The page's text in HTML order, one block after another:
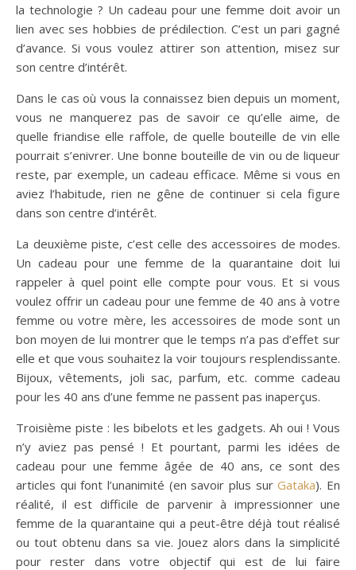
la technologie ? Un cadeau pour une femme doit avoir un
lien avec ses hobbies de prédilection. C’est un pari gagné
d’avance. Si vous voulez attirer son attention, misez sur
son centre d’intérêt.
Dans le cas où vous la connaissez bien depuis un moment,
vous ne manquerez pas de savoir ce qu’elle aime, de
quelle friandise elle raffole, de quelle bouteille de vin elle
pourrait s’enivrer. Une bonne bouteille de vin ou de liqueur
reste, par exemple, un cadeau efficace. Même si vous en
aviez l’habitude, rien ne gêne de continuer si cela figure
dans son centre d’intérêt.
La deuxième piste, c’est celle des accessoires de modes.
Un cadeau pour une femme de la quarantaine doit lui
rappeler à quel point elle compte pour vous. Et si vous
voulez offrir un cadeau pour une femme de 40 ans à votre
femme ou votre mère, les accessoires de mode sont un
bon moyen de lui montrer que le temps n’a pas d’effet sur
elle et que vous souhaitez la voir toujours resplendissante.
Bijoux, vêtements, joli sac, parfum, etc. comme cadeau
pour les 40 ans d’une femme ne passent pas inaperçus.
Troisième piste : les bibelots et les gadgets. Ah oui ! Vous
n’y aviez pas pensé ! Et pourtant, parmi les idées de
cadeau pour une femme âgée de 40 ans, ce sont des
articles qui font l’unanimité (en savoir plus surGataka). En
réalité, il est difficile de parvenir à impressionner une
femme de la quarantaine qui a peut-être déjà tout réalisé
ou tout obtenu dans sa vie. Jouez alors dans la simplicité
pour rester dans votre objectif qui est de lui faire